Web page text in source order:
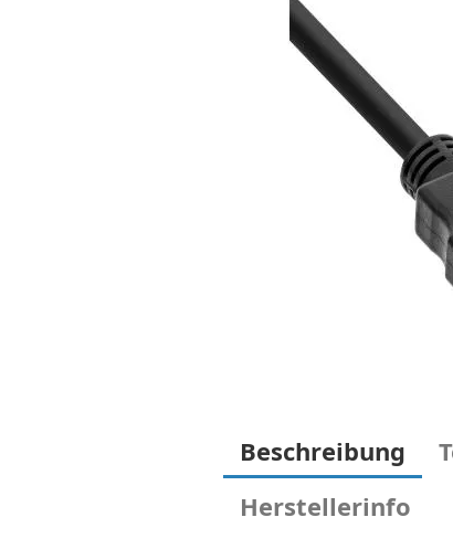
Beschreibung
Herstellerinfo